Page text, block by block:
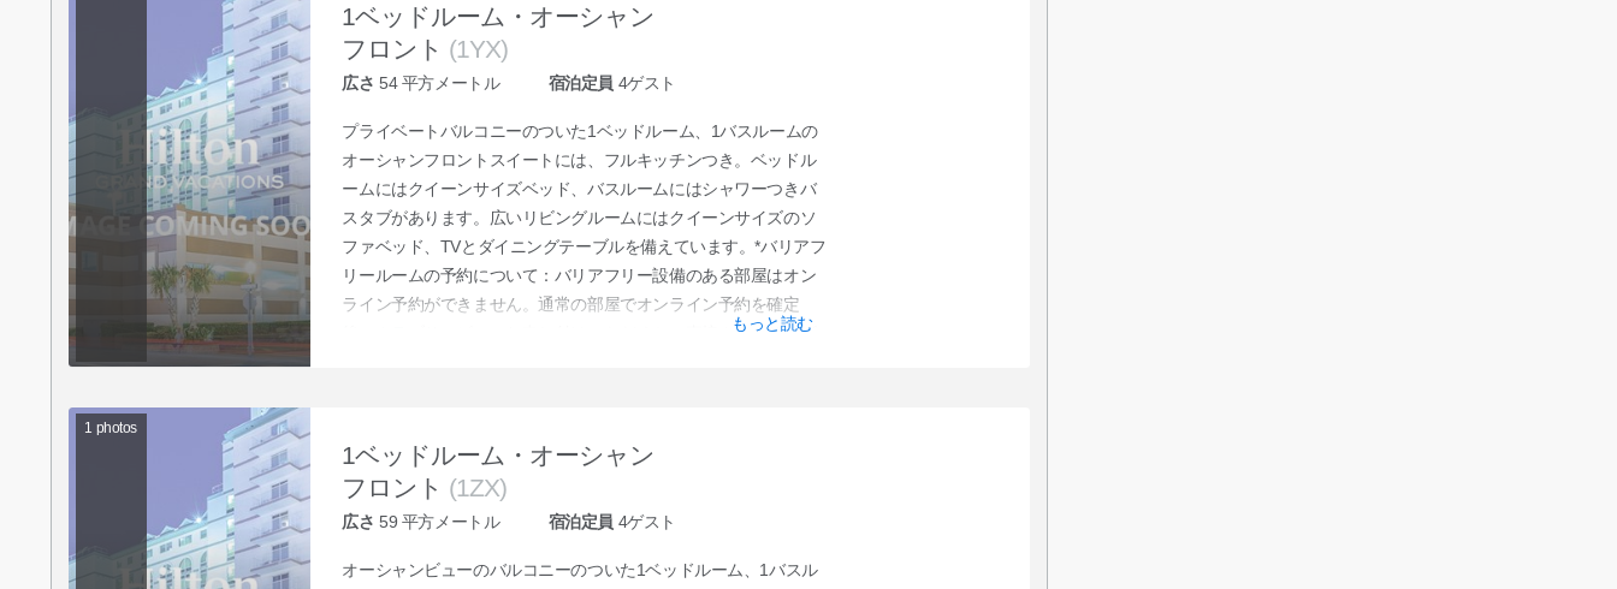
1ベッドルーム・オーシャン
フロント (1YX)
広さ 54平方メートル 宿泊定員 4ゲスト
プライベートバルコニーのついた1ベッドルーム、1バスルームの
オーシャンフロントスイートには、フルキッチンつき。ベッドル
ームにはクイーンサイズベッド、バスルームにはシャワーつきバ
スタブがあります。広いリビングルームにはクイーンサイズのソ
ファベッド、TVとダイニングテーブルを備えています。*バリアフ
リールームの予約について：バリアフリー設備のある部屋はオン
ライン予約ができません。通常の部屋でオンライン予約を確定
後、クラブサービスにお申し付けいただくか、直接クラブサービ
もっと読む
1 photos
1ベッドルーム・オーシャン
フロント (1ZX)
広さ 59 平方メートル 宿泊定員 4ゲスト
オーシャンビューのバルコニーのついた1ベッドルーム、1バスル